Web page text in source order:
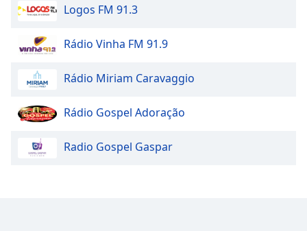
Logos FM 91.3
Rádio Vinha FM 91.9
Rádio Miriam Caravaggio
Rádio Gospel Adoração
Radio Gospel Gaspar